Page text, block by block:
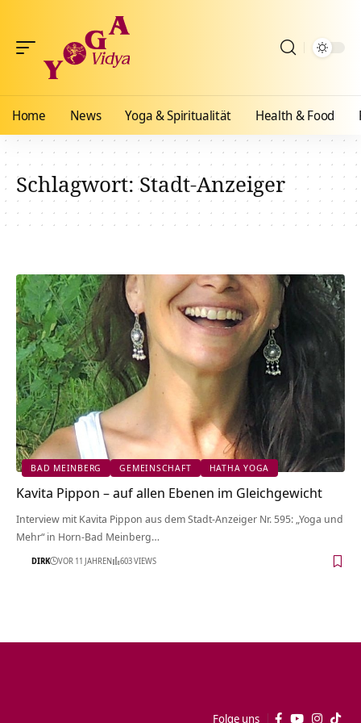
Home News Yoga & Spiritualität Health & Food
Schlagwort:Stadt-Anzeiger
BAD MEINBERG GEMEINSCHAFT HATHA YOGA
Kavita Pippon – auf allen Ebenen im Gleichgewicht
Interview mit Kavita Pippon aus dem Stadt-Anzeiger Nr. 595: „Yoga und
Mehr“ in Horn-Bad Meinberg…
DIRK VOR 11 JAHREN 603 VIEWS
Folge uns